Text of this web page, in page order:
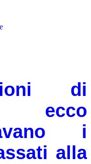
di
ecco
i
alla